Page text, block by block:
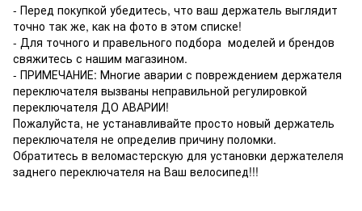
- Перед покупкой убедитесь, что ваш держатель выглядит
точно так же, как на фото в этом списке!
- Для точного и правельного подбора моделей и брендов
свяжитесь с нашим магазином.
- ПРИМЕЧАНИЕ: Многие аварии с повреждением держателя
переключателя вызваны неправильной регулировкой
переключателя ДО АВАРИИ!
Пожалуйста, не устанавливайте просто новый держатель
переключателя не определив причину поломки.
Обратитесь в веломастерскую для установки держателеля
заднего переключателя на Ваш велосипед!!!